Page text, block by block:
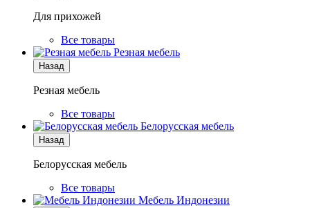
Для прихожей
Все товары
Резная мебель
Назад
Резная мебель
Все товары
Белорусская мебель
Назад
Белорусская мебель
Все товары
Мебель Индонезии